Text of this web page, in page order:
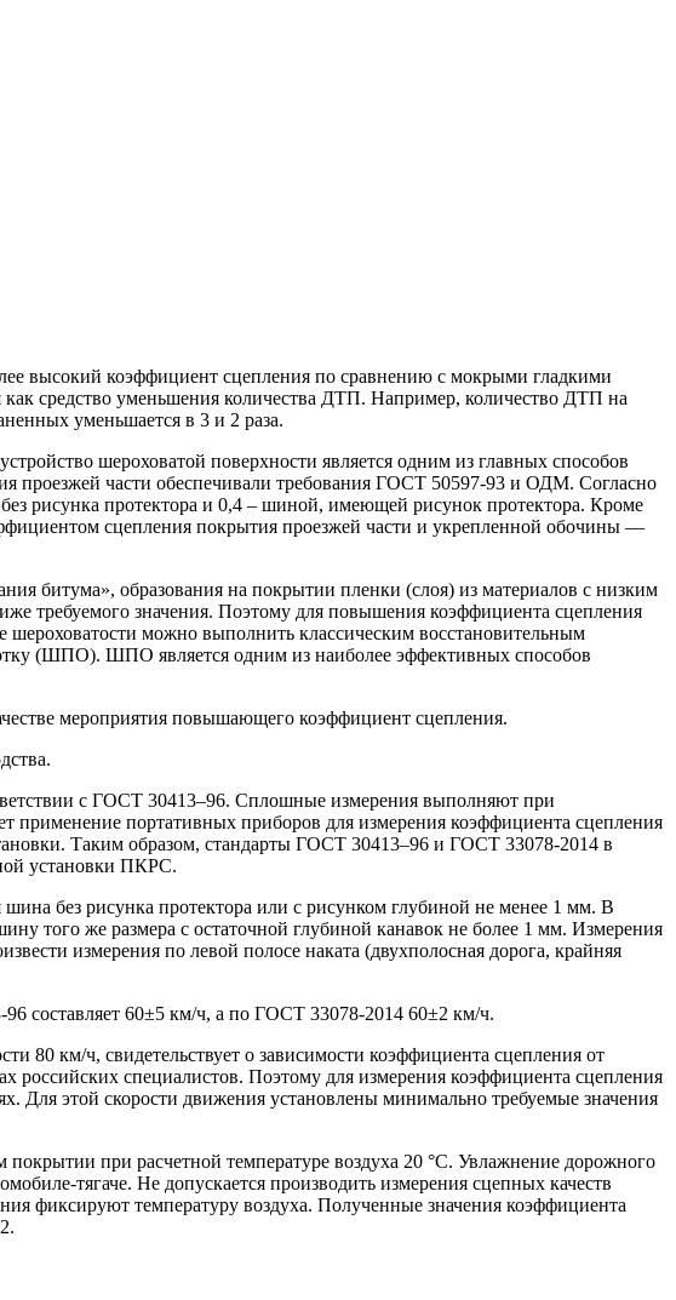
высокий коэффициент сцепления по сравнению с мокрыми гладкими
как средство уменьшения количества ДТП. Например, количество ДТП на
уменьшается в 3 и 2 раза.
шероховатой поверхности является одним из главных способов
проезжей части обеспечивали требования ГОСТ 50597-93 и ОДМ. Согласно
рисунка протектора и 0,4 – шиной, имеющей рисунок протектора. Кроме
сцепления покрытия проезжей части и укрепленной обочины —
битума», образования на покрытии пленки (слоя) из материалов с низким
требуемого значения. Поэтому для повышения коэффициента сцепления
можно выполнить классическим восстановительным
(ШПО). ШПО является одним из наиболее эффективных способов
мероприятия повышающего коэффициент сцепления.
с ГОСТ 30413–96. Сплошные измерения выполняют при
применение портативных приборов для измерения коэффициента сцепления
Таким образом, стандарты ГОСТ 30413–96 и ГОСТ 33078-2014 в
установки ПКРС.
без рисунка протектора или с рисунком глубиной не менее 1 мм. В
того же размера с остаточной глубиной канавок не более 1 мм. Измерения
измерения по левой полосе наката (двухполосная дорога, крайняя
составляет 60±5 км/ч, а по ГОСТ 33078-2014 60±2 км/ч.
80 км/ч, свидетельствует о зависимости коэффициента сцепления от
российских специалистов. Поэтому для измерения коэффициента сцепления
Для этой скорости движения установлены минимально требуемые значения
при расчетной температуре воздуха 20 °С. Увлажнение дорожного
тягаче. Не допускается производить измерения сцепных качеств
фиксируют температуру воздуха. Полученные значения коэффициента